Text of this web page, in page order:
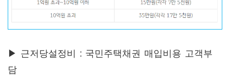
▶ 근저당설정비 : 국민주택채권 매입비용 고객부
담